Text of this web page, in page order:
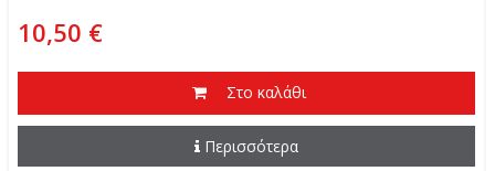
10,50 €
Στο καλάθι
Περισσότερα